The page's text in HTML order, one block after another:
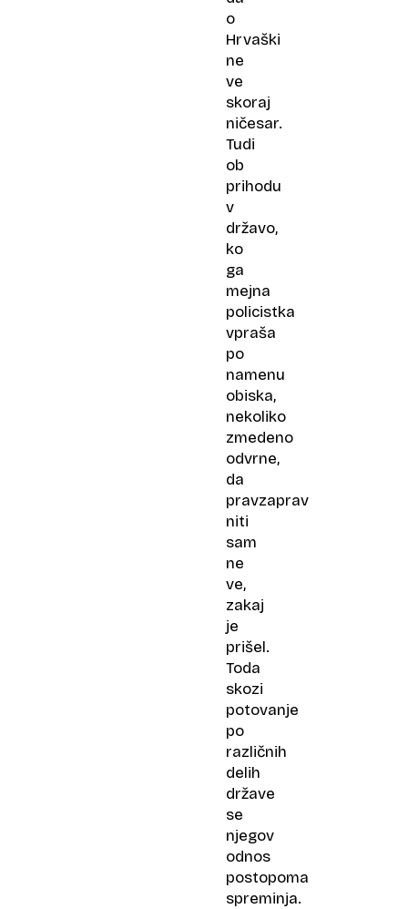
o
Hrvaški
ne
ve
skoraj
ničesar.
Tudi
ob
prihodu
v
državo,
ko
ga
mejna
policistka
vpraša
po
namenu
obiska,
nekoliko
zmedeno
odvrne,
da
pravzaprav
niti
sam
ne
ve,
zakaj
je
prišel.
Toda
skozi
potovanje
po
različnih
delih
države
se
njegov
odnos
postopoma
spreminja.